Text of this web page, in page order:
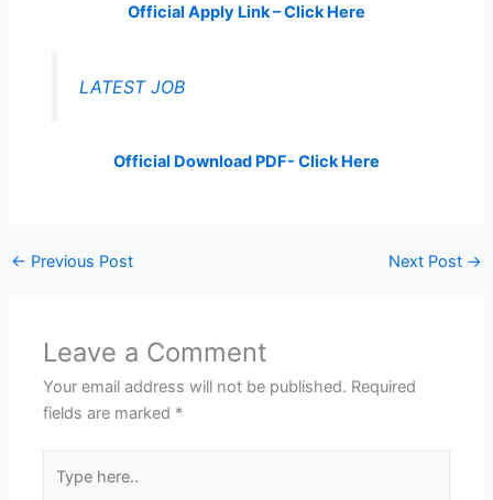
Official Apply Link – Click Here
LATEST JOB
Official Download PDF- Click Here
← Previous Post Next Post →
Leave a Comment
Your email address will not be published. Required
fields are marked *
here..